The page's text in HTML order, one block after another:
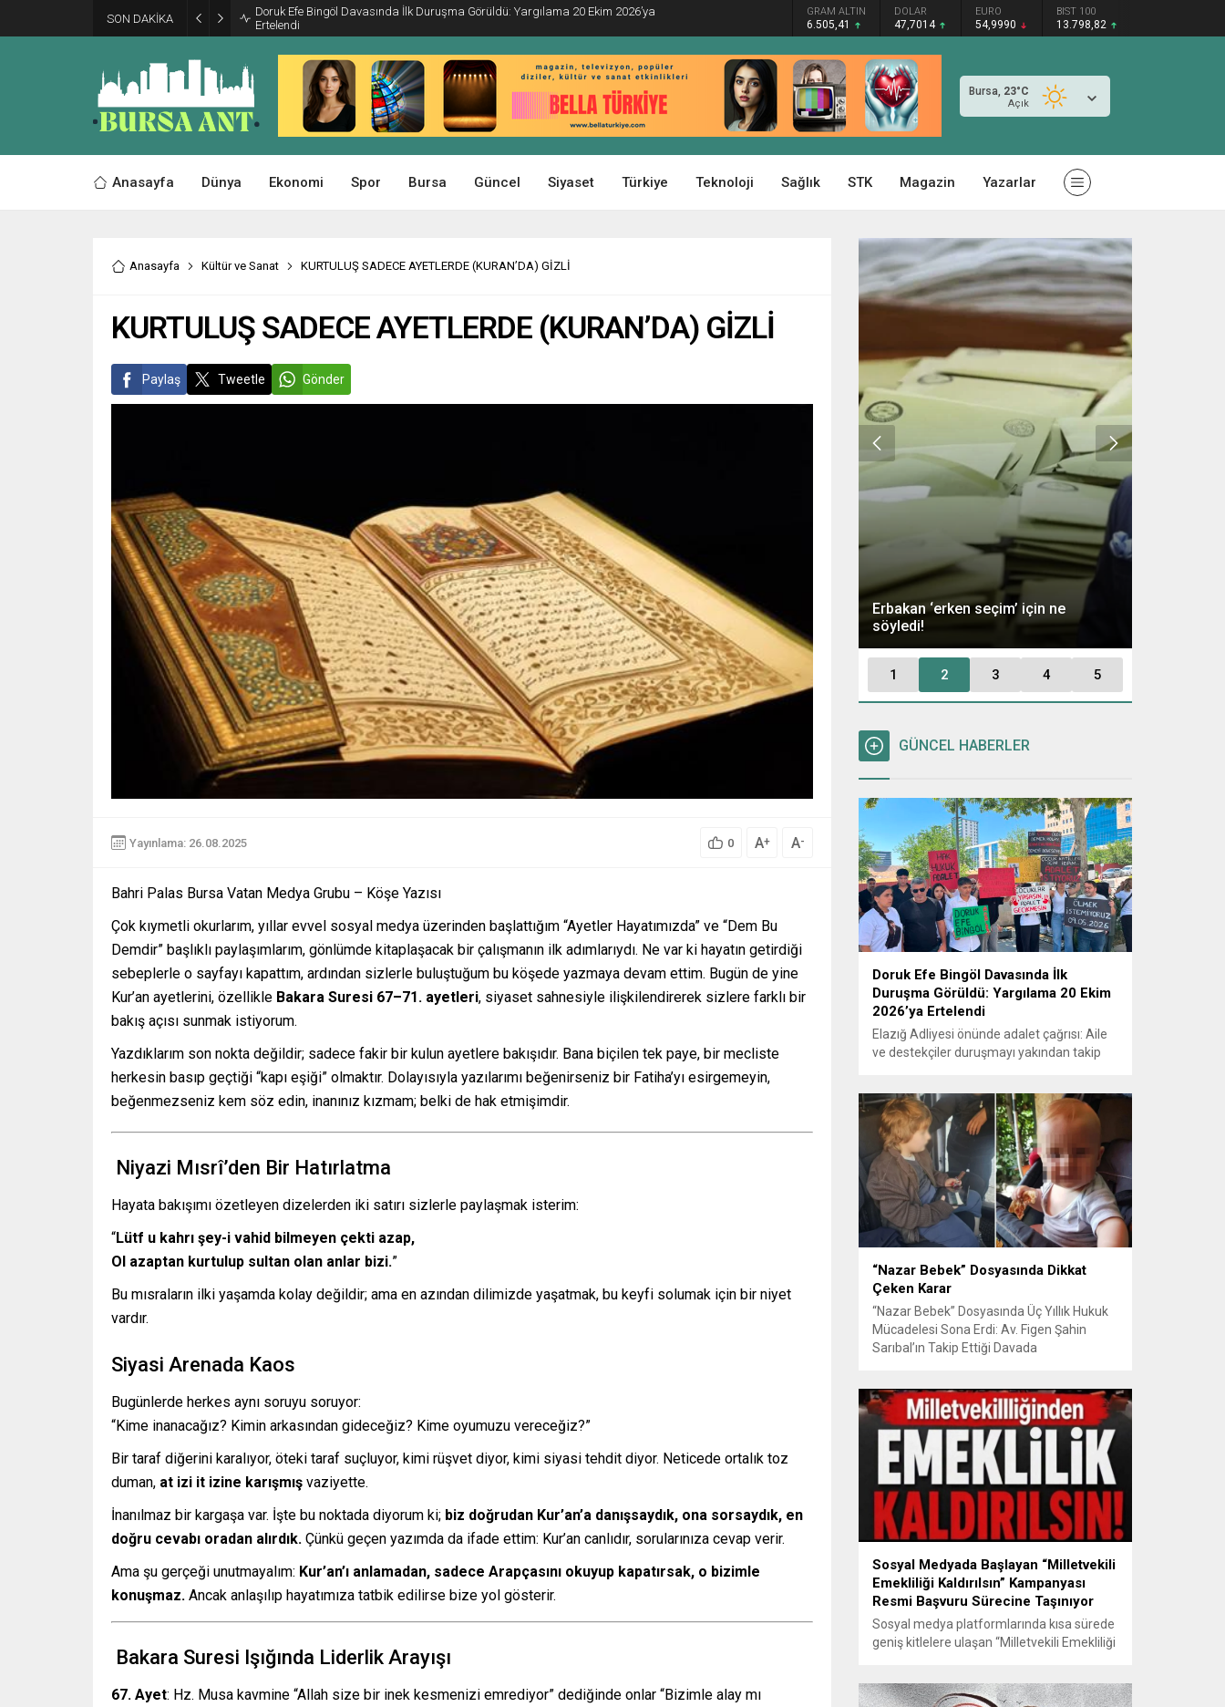
SON DAKİKA
Doruk Efe Bingöl Davasında İlk Duruşma Görüldü: Yargılama 20 Ekim 2026’ya
Ertelendi
GRAM ALTIN
6.505,41
DOLAR
47,7014
EURO
54,9990
BIST 100
13.798,82
Bursa, 23°C
Açık
Anasayfa Dünya Ekonomi Spor Bursa Güncel Siyaset Türkiye Teknoloji Sağlık STK Magazin Yazarlar
Anasayfa Kültür ve Sanat KURTULUŞ SADECE AYETLERDE (KURAN’DA) GİZLİ
KURTULUŞ SADECE AYETLERDE (KURAN’DA) GİZLİ
Paylaş Tweetle Gönder
Yayınlama: 26.08.2025 0 A+ A-
Bahri Palas Bursa Vatan Medya Grubu – Köşe Yazısı
Çok kıymetli okurlarım, yıllar evvel sosyal medya üzerinden başlattığım “Ayetler Hayatımızda” ve “Dem Bu
Demdir” başlıklı paylaşımlarım, gönlümde kitaplaşacak bir çalışmanın ilk adımlarıydı. Ne var ki hayatın getirdiği
sebeplerle o sayfayı kapattım, ardından sizlerle buluştuğum bu köşede yazmaya devam ettim. Bugün de yine
Kur’an ayetlerini, özellikle Bakara Suresi 67–71. ayetleri, siyaset sahnesiyle ilişkilendirerek sizlere farklı bir
bakış açısı sunmak istiyorum.
Yazdıklarım son nokta değildir; sadece fakir bir kulun ayetlere bakışıdır. Bana biçilen tek paye, bir mecliste
herkesin basıp geçtiği “kapı eşiği” olmaktır. Dolayısıyla yazılarımı beğenirseniz bir Fatiha’yı esirgemeyin,
beğenmezseniz kem söz edin, inanınız kızmam; belki de hak etmişimdir.
Niyazi Mısrî’den Bir Hatırlatma
Hayata bakışımı özetleyen dizelerden iki satırı sizlerle paylaşmak isterim:
“Lütf u kahrı şey-i vahid bilmeyen çekti azap,
Ol azaptan kurtulup sultan olan anlar bizi.”
Bu mısraların ilki yaşamda kolay değildir; ama en azından dilimizde yaşatmak, bu keyfi solumak için bir niyet
vardır.
Siyasi Arenada Kaos
Bugünlerde herkes aynı soruyu soruyor:
“Kime inanacağız? Kimin arkasından gideceğiz? Kime oyumuzu vereceğiz?”
Bir taraf diğerini karalıyor, öteki taraf suçluyor, kimi rüşvet diyor, kimi siyasi tehdit diyor. Neticede ortalık toz
duman, at izi it izine karışmış vaziyette.
İnanılmaz bir kargaşa var. İşte bu noktada diyorum ki; biz doğrudan Kur’an’a danışsaydık, ona sorsaydık, en
doğru cevabı oradan alırdık. Çünkü geçen yazımda da ifade ettim: Kur’an canlıdır, sorularınıza cevap verir.
Ama şu gerçeği unutmayalım: Kur’an’ı anlamadan, sadece Arapçasını okuyup kapatırsak, o bizimle
konuşmaz. Ancak anlaşılıp hayatımıza tatbik edilirse bize yol gösterir.
Bakara Suresi Işığında Liderlik Arayışı
67. Ayet: Hz. Musa kavmine “Allah size bir inek kesmenizi emrediyor” dediğinde onlar “Bizimle alay mı
“Engellilik Bir Eksiklik Değil,
Adalet Meselesidir”
Erbakan ‘erken seçim’ için ne
söyledi!
1 2 3 4 5
GÜNCEL HABERLER
Doruk Efe Bingöl Davasında İlk
Duruşma Görüldü: Yargılama 20 Ekim
2026’ya Ertelendi
Elazığ Adliyesi önünde adalet çağrısı: Aile
ve destekçiler duruşmayı yakından takip
soruşturması kapsamında açılan davanın
ilk duruşması Elazığ 2. Ağır Ceza
Mahkemesi’nde görüldü. Kamuoyunun
yakından takip ettiği davanın ilk duruşması
öncesinde, Doruk Efe Bingöl’ün ailesine
destek olmak isteyen çok...
“Nazar Bebek” Dosyasında Dikkat
Çeken Karar
“Nazar Bebek” Dosyasında Üç Yıllık Hukuk
Mücadelesi Sona Erdi: Av. Figen Şahin
Sarıbal’ın Takip Ettiği Davada
Türkiye’de uluslararası hukuk boyutlarıyla
görüldü BURSA – Avusturya’da başlayan
ve Türkiye’de yaklaşık üç yıl boyunca
devam eden “Nazar Bebek” dosyasında
yargılama süreci tamamlandı. Bursa 3.
Aile...
Sosyal Medyada Başlayan “Milletvekili
Emekliliği Kaldırılsın” Kampanyası
Resmi Başvuru Sürecine Taşınıyor
Sosyal medya platformlarında kısa sürede
geniş kitlelere ulaşan “Milletvekili Emekliliği
vatandaşlar, milletvekillerine tanınan